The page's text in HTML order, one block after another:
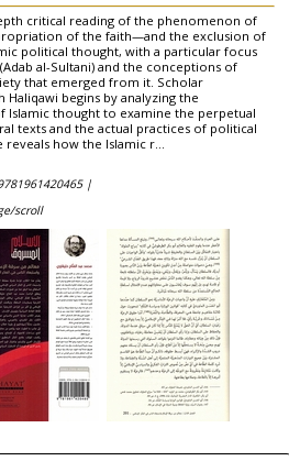
critical reading of the phenomenon of
of the faith—and the exclusion of
political thought, with a particular focus
al-Sultani) and the conceptions of
that emerged from it. Scholar
Haliqawi begins by analyzing the
thought to examine the perpetual
texts and the actual practices of political
how the Islamic r...
|
scroll